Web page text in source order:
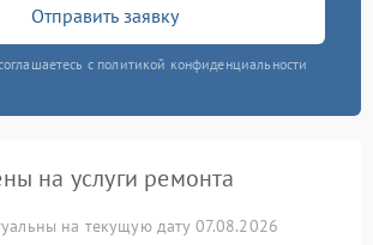
Отправить заявку
с политикой конфиденциальности
на услуги ремонта
на текущую дату 07.08.2026